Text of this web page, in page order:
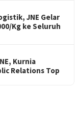
JNE Gelar
Kg ke Seluruh
Kurnia
Relations Top